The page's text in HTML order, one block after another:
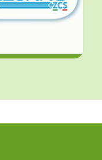
Azzurro